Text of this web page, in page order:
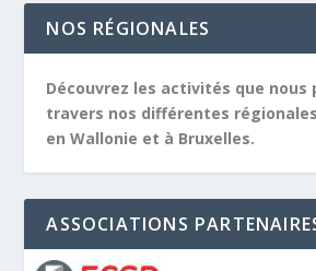
NOS RÉGIONALES
Découvrez les activités que nous
travers nos différentes
en Wallonie et à Bruxelles.
ASSOCIATIONS